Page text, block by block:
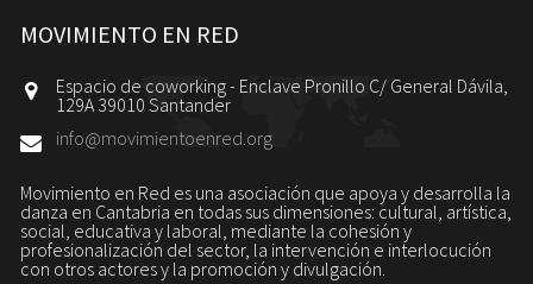
MOVIMIENTO EN RED
Espacio de coworking - Enclave Pronillo C/ General Dávila,
129A 39010 Santander
info@movimientoenred.org
Movimiento en Red es una asociación que apoya y desarrolla la
danza en Cantabria en todas sus dimensiones: cultural, artística,
social, educativa y laboral, mediante la cohesión y
profesionalización del sector, la intervención e interlocución
con otros actores y la promoción y divulgación.